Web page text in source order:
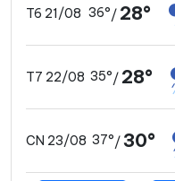
T6 21/08 36°/ 28°
T7 22/08 35°/ 28°
CN 23/08 37°/30°